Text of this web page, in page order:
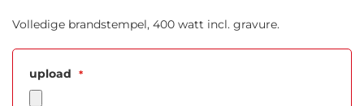
Volledige brandstempel, 400 watt incl. gravure.
upload